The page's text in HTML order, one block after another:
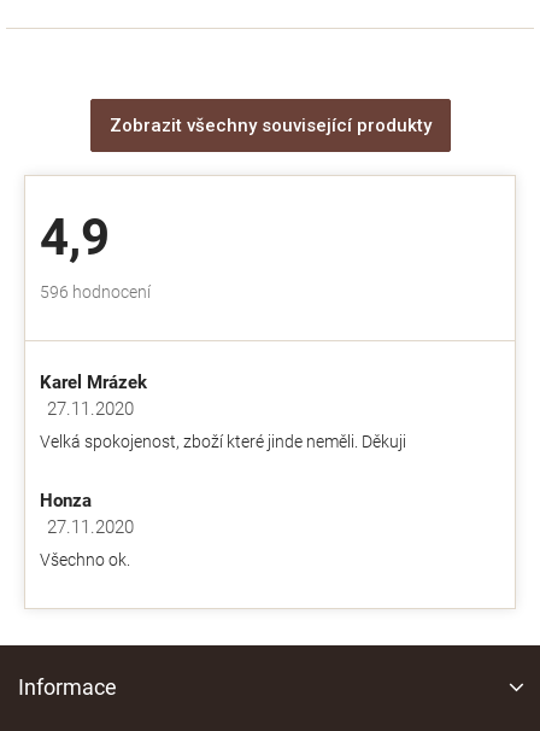
Zobrazit všechny související produkty
4,9
Průměrné
obchodu
4,9
hvězdiček.
596 hodnocení
Karel Mrázek
Hodnocení obchodu je 5 z 5 hvězdiček.
27.11.2020
Velká spokojenost, zboží které jinde neměli. Děkuji
Honza
Hodnocení obchodu je 5 z 5 hvězdiček.
27.11.2020
Všechno ok.
Informace